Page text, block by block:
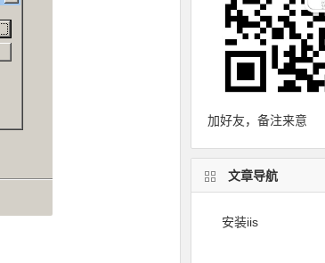
加好友，备注来意
文章导航
安装iis